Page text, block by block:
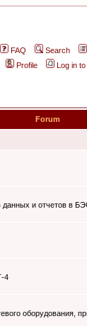
FAQ
Search
Profile
Log in
Forum
данных и отчетов в
4
оборудования,